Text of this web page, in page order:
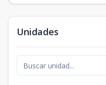
Unidades